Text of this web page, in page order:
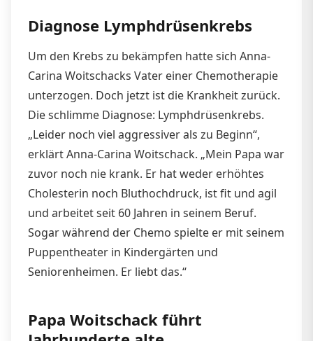
Diagnose Lymphdrüsenkrebs
Um den Krebs zu bekämpfen hatte sich Anna-
Carina Woitschacks Vater einer Chemotherapie
unterzogen. Doch jetzt ist die Krankheit zurück.
Die schlimme Diagnose: Lymphdrüsenkrebs.
„Leider noch viel aggressiver als zu Beginn“,
erklärt Anna-Carina Woitschack. „Mein Papa war
zuvor noch nie krank. Er hat weder erhöhtes
Cholesterin noch Bluthochdruck, ist fit und agil
und arbeitet seit 60 Jahren in seinem Beruf.
Sogar während der Chemo spielte er mit seinem
Puppentheater in Kindergärten und
Seniorenheimen. Er liebt das.“
Papa Woitschack führt